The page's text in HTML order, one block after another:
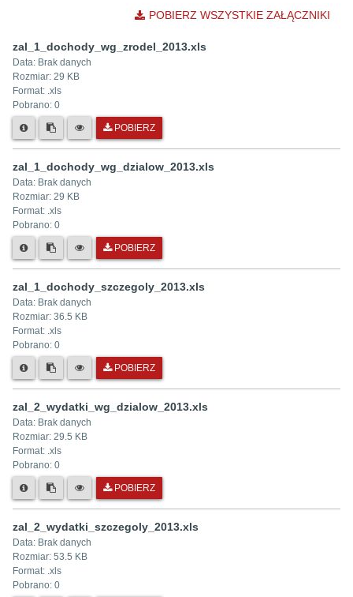
POBIERZ WSZYSTKIE ZAŁĄCZNIKI
zal_1_dochody_wg_zrodel_2013.xls
Data: Brak danych
Rozmiar: 29 KB
Format: .xls
Pobrano: 0
POBIERZ
zal_1_dochody_wg_dzialow_2013.xls
Data: Brak danych
Rozmiar: 29 KB
Format: .xls
Pobrano: 0
POBIERZ
zal_1_dochody_szczegoly_2013.xls
Data: Brak danych
Rozmiar: 36.5 KB
Format: .xls
Pobrano: 0
POBIERZ
zal_2_wydatki_wg_dzialow_2013.xls
Data: Brak danych
Rozmiar: 29.5 KB
Format: .xls
Pobrano: 0
POBIERZ
zal_2_wydatki_szczegoly_2013.xls
Data: Brak danych
Rozmiar: 53.5 KB
Format: .xls
Pobrano: 0